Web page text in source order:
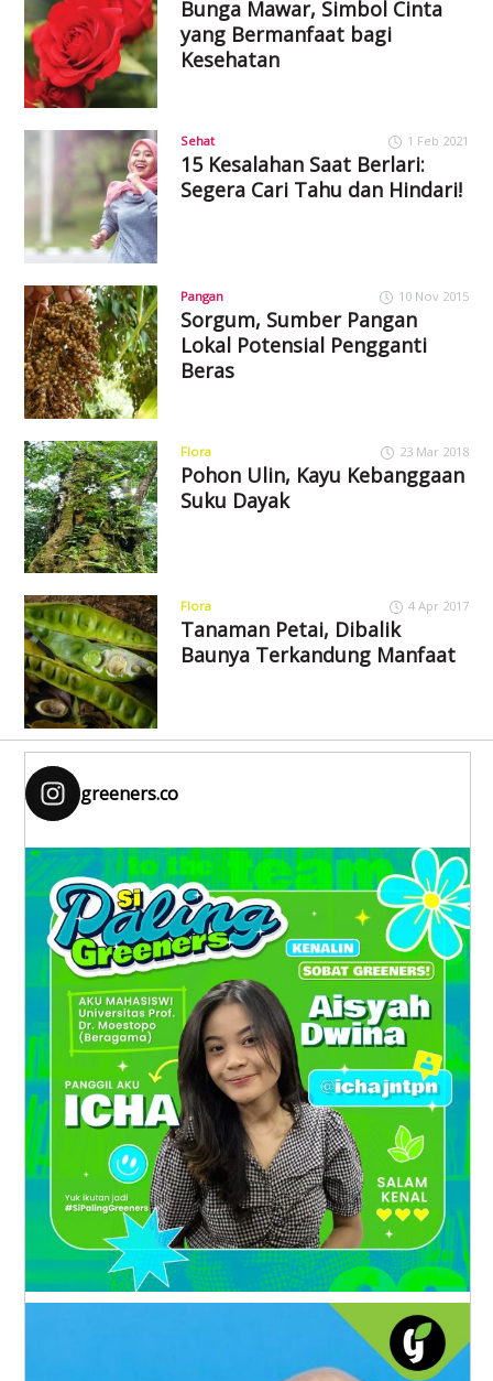
Bunga Mawar, Simbol Cinta
yang Bermanfaat bagi
Kesehatan
Sehat 1 Feb 2021
15 Kesalahan Saat Berlari:
Segera Cari Tahu dan Hindari!
Pangan 10 Nov 2015
Sorgum, Sumber Pangan
Lokal Potensial Pengganti
Beras
Flora 23 Mar 2018
Pohon Ulin, Kayu Kebanggaan
Suku Dayak
Flora 4 Apr 2017
Tanaman Petai, Dibalik
Baunya Terkandung Manfaat
greeners.co